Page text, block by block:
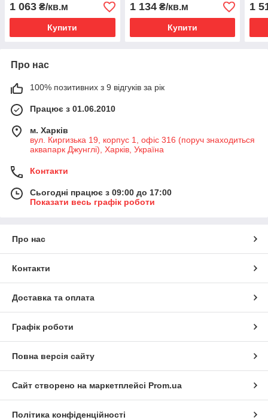
1 063 ₴/кв.м
Купити
1 134₴/кв.м
Купити
1
Про нас
100% позитивних з 9 відгуків за рік
Працює з 01.06.2010
м. Харків
вул. Киргизька 19, корпус 1, офіс 316 (поруч знаходиться
аквапарк Джунглі), Харків, Україна
Контакти
Сьогодні працює з 09:00 до 17:00
Показати весь графік роботи
Про нас
Контакти
Доставка та оплата
Графік роботи
Повна версія сайту
Сайт створено на маркетплейсі Prom.ua
Політика конфіденційності